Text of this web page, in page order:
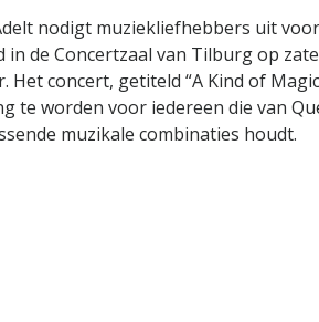
nodigt muziekliefhebbers uit
in de Concertzaal van Tilburg op
Het concert, getiteld “A Kind of
te worden voor iedereen die van
muzikale combinaties houdt.